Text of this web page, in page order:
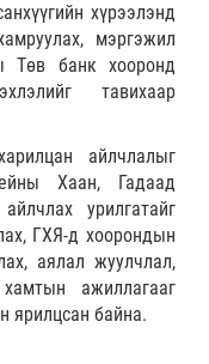
хүрээлэнд
мэргэжил
Төв банк хооронд
тавихаар
айлчлалыг
Хаан, Гадаад
урилгатайг
ГХЯ-д хоорондын
аялал жуулчлал,
ажиллагааг
ярилцсан байна.